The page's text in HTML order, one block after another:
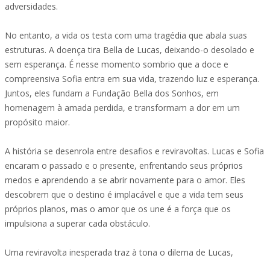
adversidades.
No entanto, a vida os testa com uma tragédia que abala suas
estruturas. A doença tira Bella de Lucas, deixando-o desolado e
sem esperança. É nesse momento sombrio que a doce e
compreensiva Sofia entra em sua vida, trazendo luz e esperança.
Juntos, eles fundam a Fundação Bella dos Sonhos, em
homenagem à amada perdida, e transformam a dor em um
propósito maior.
A história se desenrola entre desafios e reviravoltas. Lucas e Sofia
encaram o passado e o presente, enfrentando seus próprios
medos e aprendendo a se abrir novamente para o amor. Eles
descobrem que o destino é implacável e que a vida tem seus
próprios planos, mas o amor que os une é a força que os
impulsiona a superar cada obstáculo.
Uma reviravolta inesperada traz à tona o dilema de Lucas,